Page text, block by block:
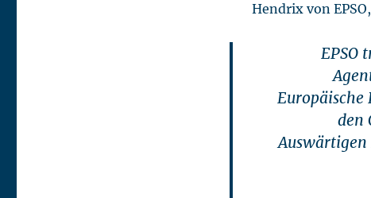
Hendrix von
EPSO
Europäische
den
Auswärtigen